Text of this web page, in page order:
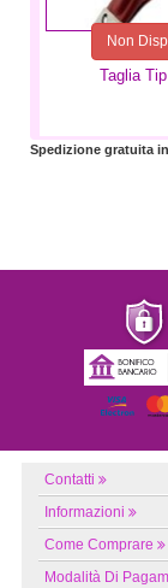
Taglia
Non
Spedizione gratuita
Contatti
Informazioni
Come Comprare
Modalità Di